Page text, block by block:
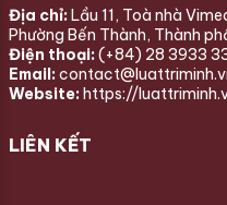
Địa chỉ: Lầu 11, Toà nhà
Phường Bến Thành, Thành
Điện thoại: (+84) 28 3933
Email:
Website: https://
LIÊN KẾT